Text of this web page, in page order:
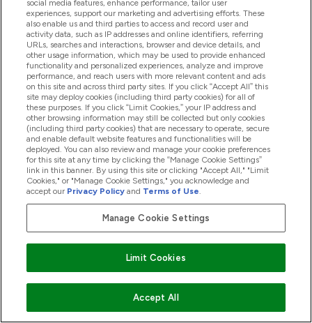
Carb Crusher.
Vegan Protein Blend - White goldVegan Protein
Blendkombinerar god smak och len konsistens
med oöverträffade makronäringsvärden. Helt fri
från konstgjorda färger och smaker, blandar
denna shake proteinisolat från ärtor och
favabönor för att skapa en komplett
aminosyraprofil med 22g protein och endast 110
kalorier. Och självklart har vi gett denWhite
Gold-behandlingen.
Vegan Protein BlendDet här heltnaturliga
veganska proteinblandningen kombinerar
proteinisolat från ärtor och bondbönor för att
du ska få det bästa från båda sorterna. Varje
servering innehåller 31g protein och massor med
smak samtidigt som det har ett lågt
social media features, enhance performance, tailor user
experiences, support our marketing and advertising efforts. These
also enable us and third parties to access and record user and
activity data, such as IP addresses and online identifiers, referring
URLs, searches and interactions, browser and device details, and
other usage information, which may be used to provide enhanced
functionality and personalized experiences, analyze and improve
performance, and reach users with more relevant content and ads
on this site and across third party sites. If you click “Accept All” this
site may deploy cookies (including third party cookies) for all of
these purposes. If you click “Limit Cookies,” your IP address and
other browsing information may still be collected but only cookies
(including third party cookies) that are necessary to operate, secure
and enable default website features and functionalities will be
deployed. You can also review and manage your cookie preferences
for this site at any time by clicking the “Manage Cookie Settings”
link in this banner. By using this site or clicking "Accept All," "Limit
Cookies," or "Manage Cookie Settings," you acknowledge and
accept our Privacy Policy and Terms of Use.
Manage Cookie Settings
Limit Cookies
Accept All